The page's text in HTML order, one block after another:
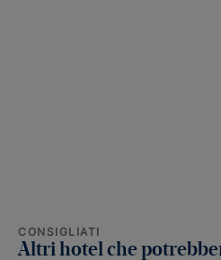
CONSIGLIATI
Altri hotel che